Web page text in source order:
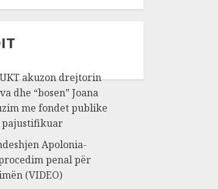
akuzon drejtorin
dhe “bosen” Joana
me fondet publike
pajustifikuar
Apolonia-
penal për
(VIDEO)